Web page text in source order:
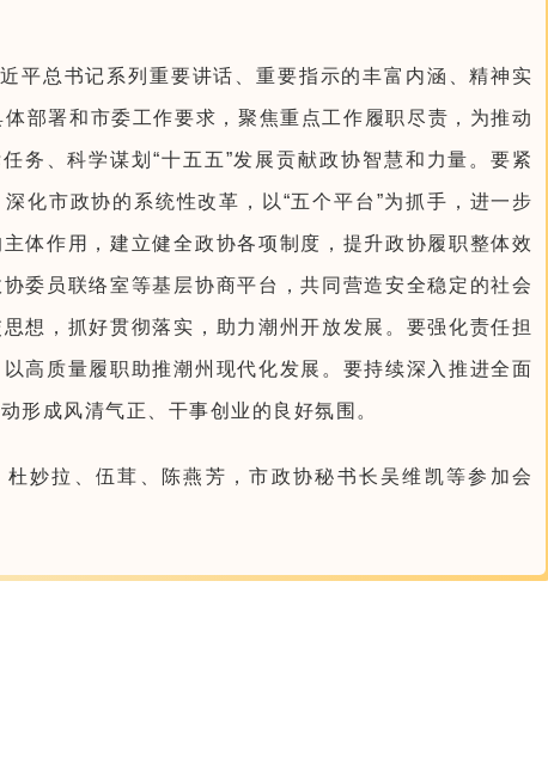
平总书记系列重要讲话、重要指示的丰富内涵、精神实
部署和市委工作要求，聚焦重点工作履职尽责，为推动
务、科学谋划“十五五”发展贡献政协智慧和力量。要紧
化市政协的系统性改革，以“五个平台”为抓手，进一步
体作用，建立健全政协各项制度，提升政协履职整体效
委员联络室等基层协商平台，共同营造安全稳定的社会
想，抓好贯彻落实，助力潮州开放发展。要强化责任担
高质量履职助推潮州现代化发展。要持续深入推进全面
形成风清气正、干事创业的良好氛围。
妙拉、伍茸、陈燕芳，市政协秘书长吴维凯等参加会